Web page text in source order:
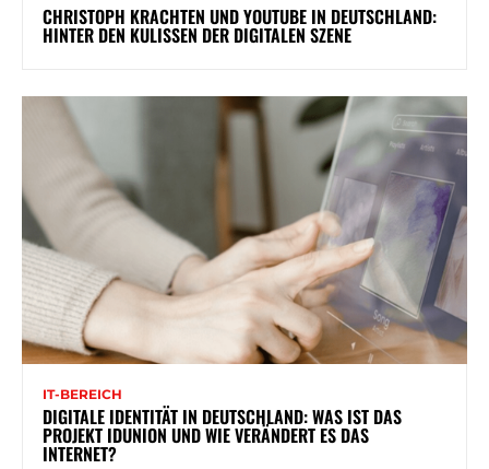
CHRISTOPH KRACHTEN UND YOUTUBE IN DEUTSCHLAND:
HINTER DEN KULISSEN DER DIGITALEN SZENE
IT-BEREICH
DIGITALE IDENTITÄT IN DEUTSCHLAND: WAS IST DAS
PROJEKT IDUNION UND WIE VERÄNDERT ES DAS
INTERNET?